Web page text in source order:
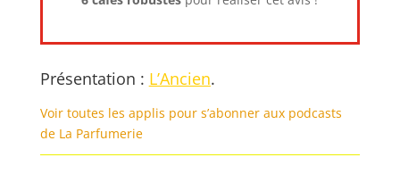
Présentation : L’Ancien.
Voir toutes les applis pour s’abonner aux podcasts
de La Parfumerie